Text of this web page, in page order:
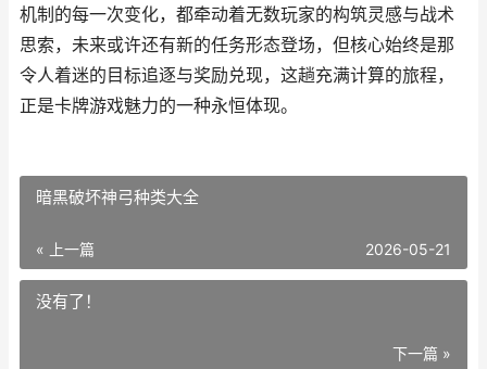
机制的每一次变化，都牵动着无数玩家的构筑灵感与战术
思索，未来或许还有新的任务形态登场，但核心始终是那
令人着迷的目标追逐与奖励兑现，这趟充满计算的旅程，
正是卡牌游戏魅力的一种永恒体现。
暗黑破坏神弓种类大全
« 上一篇 2026-05-21
没有了！
下一篇 »